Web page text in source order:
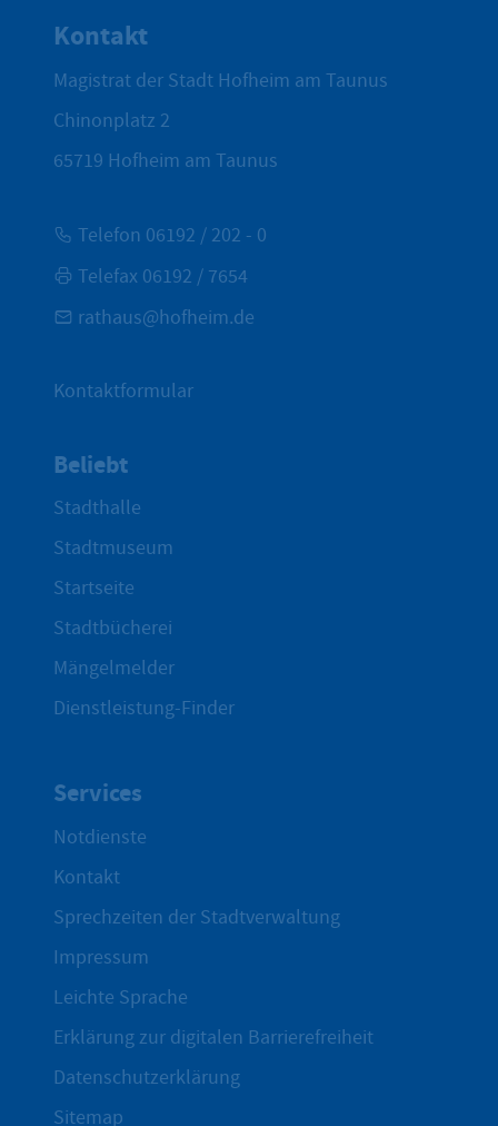
Kontakt
Magistrat der Stadt Hofheim am Taunus
Chinonplatz 2
65719 Hofheim am Taunus
Telefon 06192 / 202 - 0
Telefax 06192 / 7654
rathaus@hofheim.de
Kontaktformular
Beliebt
Stadthalle
Stadtmuseum
Startseite
Stadtbücherei
Mängelmelder
Dienstleistung-Finder
Services
Notdienste
Kontakt
Sprechzeiten der Stadtverwaltung
Impressum
Leichte Sprache
Erklärung zur digitalen Barrierefreiheit
Datenschutzerklärung
Sitemap